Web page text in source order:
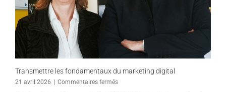
Transmettre les fondamentaux du marketing digital
21 avril 2026 | Commentaires ferméssur